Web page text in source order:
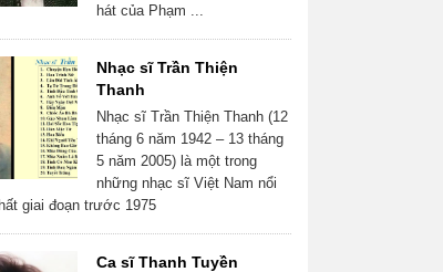
hát của Phạm ...
Nhạc sĩ Trần Thiện
Thanh
Nhạc sĩ Trần Thiện Thanh (12
tháng 6 năm 1942 – 13 tháng
5 năm 2005) là một trong
những nhạc sĩ Việt Nam nổi
giai đoạn trước 1975
Ca sĩ Thanh Tuyền